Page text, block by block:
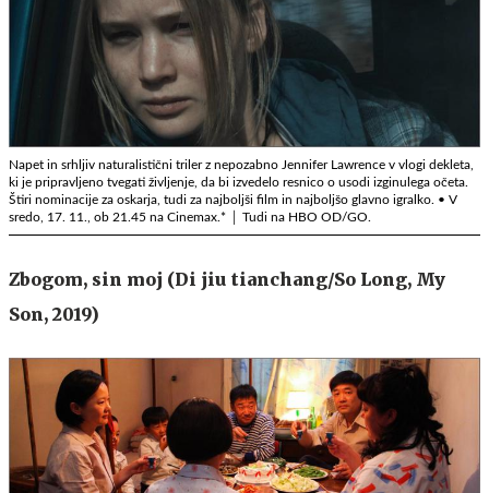
Napet in srhljiv naturalistični triler z nepozabno Jennifer Lawrence v vlogi dekleta,
ki je pripravljeno tvegati življenje, da bi izvedelo resnico o usodi izginulega očeta.
Štiri nominacije za oskarja, tudi za najboljši film in najboljšo glavno igralko. • V
sredo, 17. 11., ob 21.45 na Cinemax.* │ Tudi na HBO OD/GO.
Zbogom, sin moj (Di jiu tianchang/So Long, My
Son, 2019)